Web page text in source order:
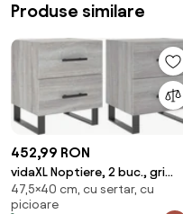
Produse similare
452,99 RON
vidaXL Noptiere, 2 buc., gri
sonoma, 40x35x47,5 cm, lemn
compozit
47,5×40 cm, cu sertar, cu
picioare